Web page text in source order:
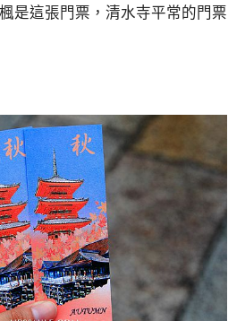
是這張門票，清水寺平常的門票